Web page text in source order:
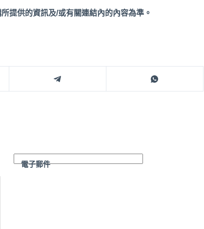
提供的資訊及/或有關連結內的內容為準。
電子郵件